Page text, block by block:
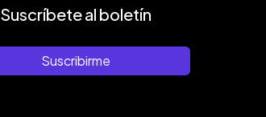
Suscríbete al boletín
Suscribirme